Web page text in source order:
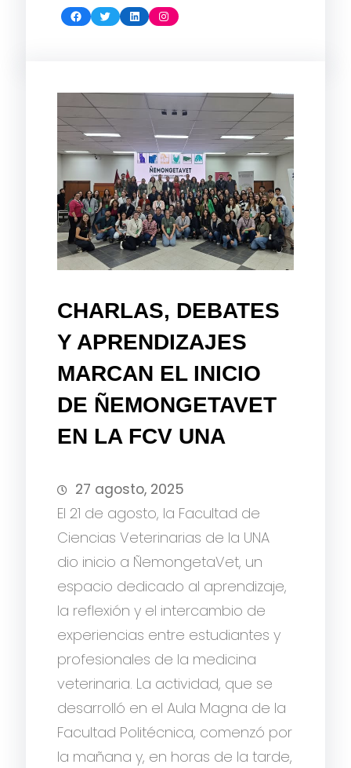
Facebook Twitter LinkedIn Instagram
CHARLAS, DEBATES
Y APRENDIZAJES
MARCAN EL INICIO
DE ÑEMONGETAVET
EN LA FCV UNA
27 agosto, 2025
El 21 de agosto, la Facultad de
Ciencias Veterinarias de la UNA
dio inicio a ÑemongetaVet, un
espacio dedicado al aprendizaje,
la reflexión y el intercambio de
experiencias entre estudiantes y
profesionales de la medicina
veterinaria. La actividad, que se
desarrolló en el Aula Magna de la
Facultad Politécnica, comenzó por
la mañana y, en horas de la tarde,